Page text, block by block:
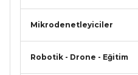
Mikrodenetleyiciler
Robotik - Drone - Eğitim